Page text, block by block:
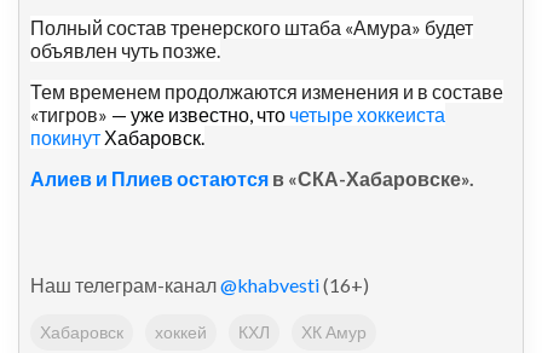
Полный состав тренерского штаба «Амура» будет
объявлен чуть позже.
Тем временем продолжаются изменения и в составе
«тигров» — уже известно, что четыре хоккеиста
покинут Хабаровск.
Алиев и Плиев остаются в «СКА-Хабаровске».
Наш телеграм-канал@khabvesti(16+)
Хабаровск хоккей КХЛ ХК Амур